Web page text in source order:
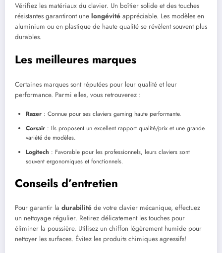
Vérifiez les matériaux du clavier. Un boîtier solide et des touches
résistantes garantiront une longévité appréciable. Les modèles en
aluminium ou en plastique de haute qualité se révèlent souvent plus
durables.
Les meilleures marques
Certaines marques sont réputées pour leur qualité et leur
performance. Parmi elles, vous retrouverez :
Razer : Connue pour ses claviers gaming haute performante.
Corsair : Ils proposent un excellent rapport qualité/prix et une grande
variété de modèles.
Logitech : Favorable pour les professionnels, leurs claviers sont
souvent ergonomiques et fonctionnels.
Conseils d’entretien
Pour garantir la durabilité de votre clavier mécanique, effectuez
un nettoyage régulier. Retirez délicatement les touches pour
éliminer la poussière. Utilisez un chiffon légèrement humide pour
nettoyer les surfaces. Évitez les produits chimiques agressifs!